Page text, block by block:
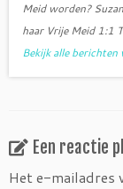
Meid worden?
haar Vrije Meid 1:1
Bekijk alle berichten
Een reactie
Het e-mailadres